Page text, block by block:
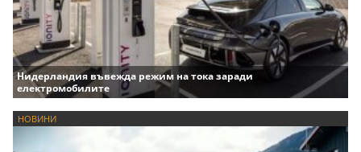
Нидерландия въвежда режим на тока заради
електромобилите
НОВИНИ